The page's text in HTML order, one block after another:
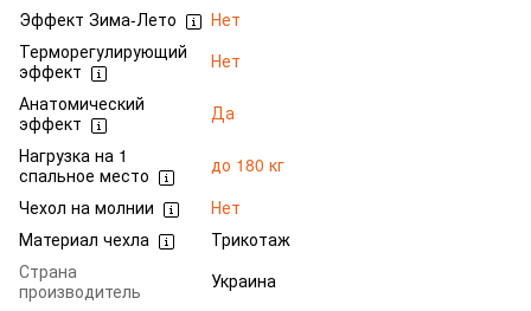
Эффект Зима-Лето
Нет
Терморегулирующий
эффект
Нет
Анатомический
эффект
Да
Нагрузка на 1
спальное место
до 180 кг
Чехол на молнии
Нет
Материал чехла
Трикотаж
Страна
производитель
Украина